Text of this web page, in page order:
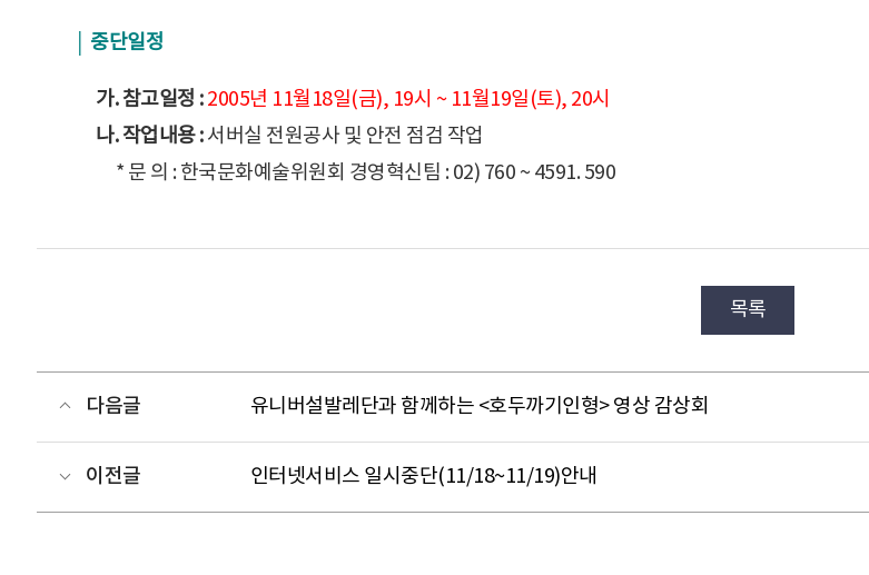
│ 중단일정
가. 참고일정 :2005년 11월18일(금), 19시 ~ 11월19일(토), 20시
나. 작업내용 :서버실 전원공사 및 안전 점검 작업
* 문 의 : 한국문화예술위원회 경영혁신팀 : 02) 760 ~ 4591. 590
목록
다음글 유니버설발레단과 함께하는 <호두까기인형> 영상 감상회
이전글 인터넷서비스 일시중단(11/18~11/19)안내